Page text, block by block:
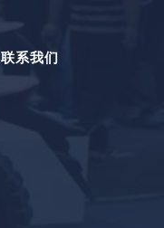
联系我们